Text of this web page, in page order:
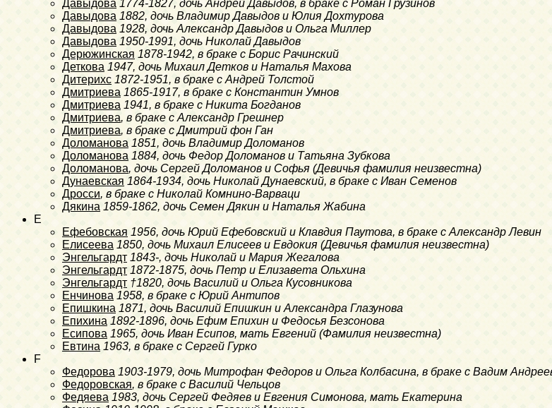
Давыдова 1774-1827, дочь Андрей Давыдов, в браке с Роман Грузинов
Давыдова 1882, дочь Владимир Давыдов и Юлия Дохтурова
Давыдова 1928, дочь Александр Давыдов и Ольга Миллер
Давыдова 1950-1991, дочь Николай Давыдов
Дерюжинская 1878-1942, в браке с Борис Рачинский
Деткова 1947, дочь Михаил Детков и Наталья Махова
Дитерихс 1872-1951, в браке с Андрей Толстой
Дмитриева 1865-1917, в браке с Константин Умнов
Дмитриева 1941, в браке с Никита Богданов
Дмитриева, в браке с Александр Грешнер
Дмитриева, в браке с Дмитрий фон Ган
Доломанова 1851, дочь Владимир Доломанов
Доломанова 1884, дочь Федор Доломанов и Татьяна Зубкова
Доломанова, дочь Сергей Доломанов и Софья (Девичья фамилия неизвестна)
Дунаевская 1864-1934, дочь Николай Дунаевский, в браке с Иван Семенов
Дросси, в браке с Николай Комнино-Варваци
Дякина 1859-1862, дочь Семен Дякин и Наталья Жабина
E
Ефебовская 1956, дочь Юрий Ефебовский и Клавдия Паутова, в браке с Александр Левин
Елисеева 1850, дочь Михаил Елисеев и Евдокия (Девичья фамилия неизвестна)
Энгельгардт 1843-, дочь Николай и Мария Жегалова
Энгельгардт 1872-1875, дочь Петр и Елизавета Ольхина
Энгельгардт †1820, дочь Василий и Ольга Кусовникова
Енчинова 1958, в браке с Юрий Антипов
Епишкина 1871, дочь Василий Епишкин и Александра Глазунова
Епихина 1892-1896, дочь Ефим Епихин и Федосья Безсонова
Есипова 1965, дочь Иван Есипов, мать Евгений (Фамилия неизвестна)
Евтина 1963, в браке с Сергей Гурко
F
Федорова 1903-1979, дочь Митрофан Федоров и Ольга Колбасина, в браке с Вадим
Федоровская, в браке с Василий Чельцов
Федяева 1983, дочь Сергей Федяев и Евгения Симонова, мать Екатерина